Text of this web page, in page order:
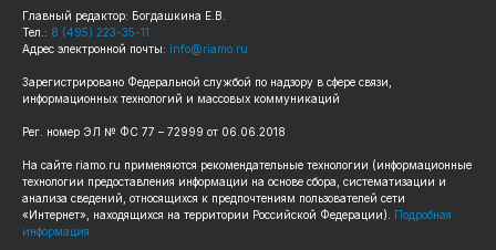
Главный редактор: Богдашкина Е.В.
Тел.: 8 (495) 223-35-11
Адрес электронной почты: info@riamo.ru
Зарегистрировано Федеральной службой по надзору в сфере связи,
информационных технологий и массовых коммуникаций
Рег. номер ЭЛ № ФС 77 – 72999 от 06.06.2018
На сайте riamo.ru применяются рекомендательные технологии (информационные
технологии предоставления информации на основе сбора, систематизации и
анализа сведений, относящихся к предпочтениям пользователей сети
«Интернет», находящихся на территории Российской Федерации). Подробная
информация